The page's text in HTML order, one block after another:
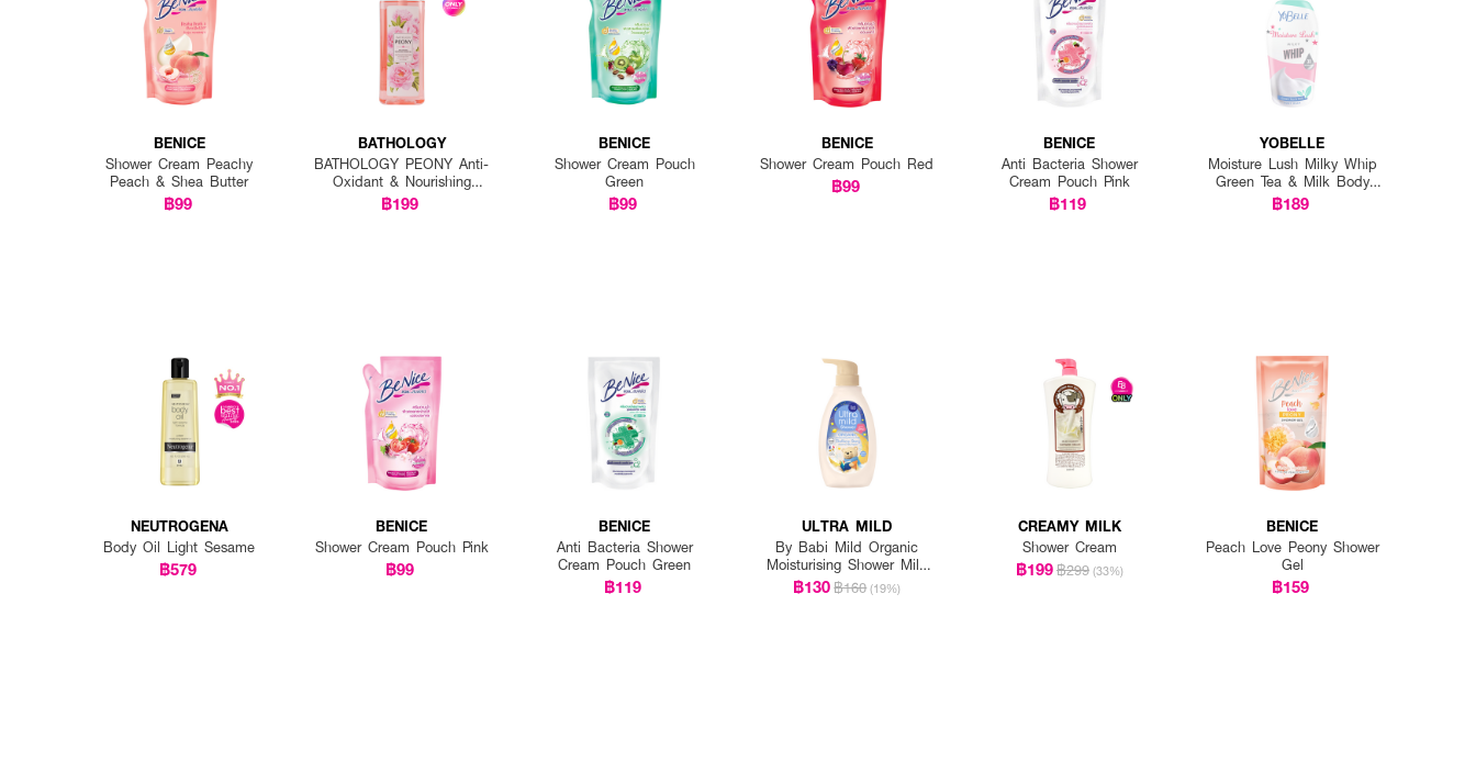
BENICE
Shower Cream Peachy
Peach & Shea Butter
฿99
BATHOLOGY
BATHOLOGY PEONY Anti-
Oxidant & Nourishing
Shower Gel
฿199
BENICE
Shower Cream Pouch
Green
฿99
BENICE
Shower Cream Pouch Red
฿99
BENICE
Anti Bacteria Shower
Cream Pouch Pink
฿119
YOBELLE
Moisture Lush Milky Whip
Green Tea & Milk Body
Wash
฿189
NEUTROGENA
Body Oil Light Sesame
฿579
BENICE
Shower Cream Pouch Pink
฿99
BENICE
Anti Bacteria Shower
Cream Pouch Green
฿119
ULTRA MILD
By Babi Mild Organic
Moisturising Shower Milk
Bedtime Story
฿130฿160 (19%)
CREAMY MILK
Shower Cream
฿199฿299 (33%)
BENICE
Peach Love Peony Shower
Gel
฿159